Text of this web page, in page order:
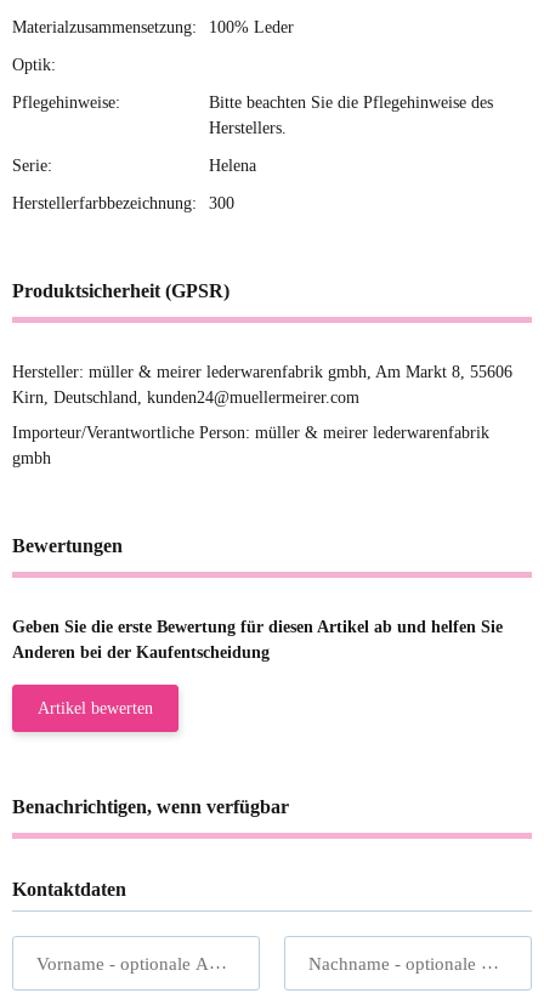
Materialzusammensetzung: 100% Leder
Optik:
Pflegehinweise:
Bitte beachten Sie die Pflegehinweise des
Herstellers.
Serie: Helena
Herstellerfarbbezeichnung: 300
Produktsicherheit (GPSR)
Hersteller: müller & meirer lederwarenfabrik gmbh, Am Markt 8, 55606
Kirn, Deutschland, kunden24@muellermeirer.com
Importeur/Verantwortliche Person: müller & meirer lederwarenfabrik
gmbh
Bewertungen
Geben Sie die erste Bewertung für diesen Artikel ab und helfen Sie
Anderen bei der Kaufentscheidung
Artikel bewerten
Benachrichtigen, wenn verfügbar
Kontaktdaten
Vorname - optionale Angabe Nachname - optionale Angabe